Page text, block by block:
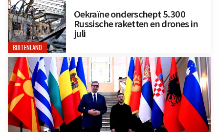
BUITENLAND
Oekraïne onderschept 5.300
Russische raketten en drones in
juli